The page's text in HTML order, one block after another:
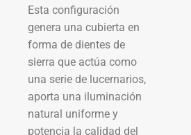
Esta configuración
genera una cubierta en
forma de dientes de
sierra que actúa como
una serie de lucernarios,
aporta una iluminación
natural uniforme y
potencia la calidad del